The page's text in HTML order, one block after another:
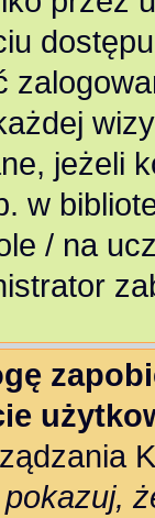
jeżeli
w
/ na